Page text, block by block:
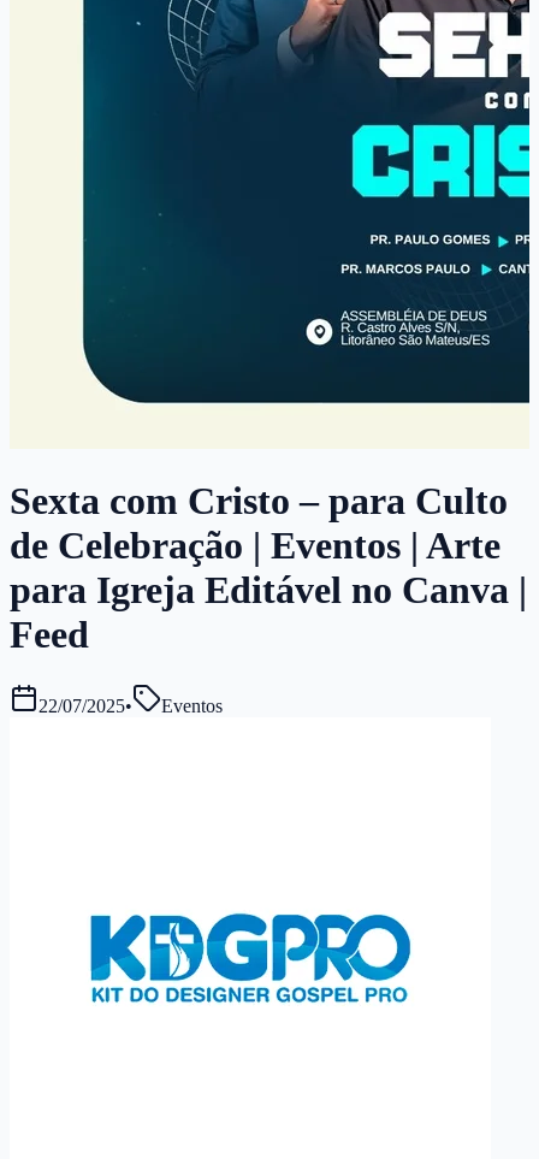
Sexta com Cristo – para Culto
de Celebração | Eventos | Arte
para Igreja Editável no Canva |
Feed
22/07/2025• Eventos